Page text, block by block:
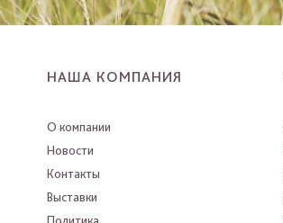
НАША КОМПАНИЯ
О компании
Новости
Контакты
Выставки